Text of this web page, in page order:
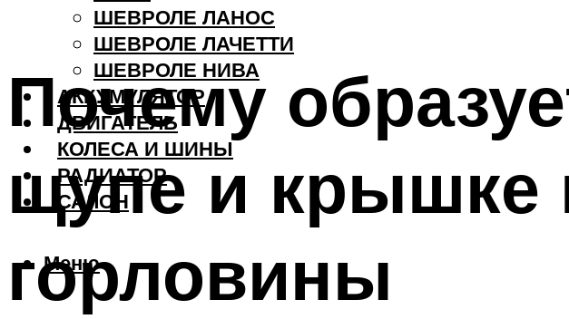
ШЕВРОЛЕ ЛАНОС
ШЕВРОЛЕ ЛАЧЕТТИ
ШЕВРОЛЕ НИВА
АККУМУЛЯТОР
ДВИГАТЕЛЬ
КОЛЕСА И ШИНЫ
РАДИАТОР
САЛОН
Меню
Почему
щупе и крышке
горловины